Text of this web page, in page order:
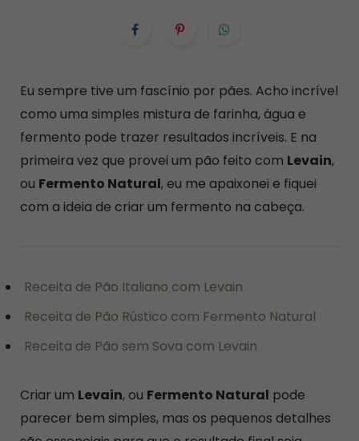
Eu sempre tive um fascínio por pães. Acho incrível
como uma simples mistura de farinha, água e
fermento pode trazer resultados incríveis. E na
primeira vez que provei um pão feito com Levain,
ou Fermento Natural, eu me apaixonei e fiquei
com a ideia de criar um fermento na cabeça.
Receita de Pão Italiano com Levain
Receita de Pão Rústico com Fermento Natural
Receita de Pão sem Sova com Levain
Criar um Levain, ou Fermento Natural pode
parecer bem simples, mas os pequenos detalhes